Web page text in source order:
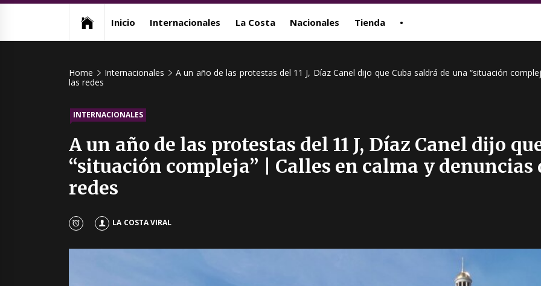
Inicio Internacionales La Costa Nacionales Tienda •
Home Internacionales
A un año de las protestas del 11 J, Díaz Canel dijo que Cuba saldrá de una “situación
las redes
INTERNACIONALES
A un año de las protestas del 11 J, Díaz Canel dijo
“situación compleja” | Calles en calma y denuncias
redes
LA COSTA VIRAL